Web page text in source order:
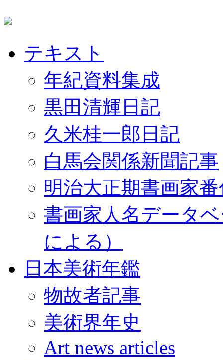
テキスト
年紀資料集成
黒田清輝日記
久米桂一郎日記
白馬会関係新聞記事
明治大正期書画家
書画家人名データ
による）
日本美術年鑑
物故者記事
美術界年史
Art news articles